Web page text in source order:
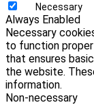
Necessary
Always Enabled
Necessary
to function
that ensures
the website.
information.
Non-necessary